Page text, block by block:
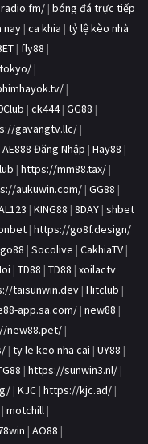
| bóng đá trực tiếp
nay | ca khia | tỷ lệ kèo nhà
| fly88 |
|
|
| ck444| GG88 |
gavangtv.llc/ |
AE888 Đăng Nhập | Hay88 |
| https://mm88.tax/ |
aukuwin.com/ | GG88 |
| KING88 | 8DAY | shbet
| https://go8f.design/
go88 | Socolive | CakhiaTV |
| TD88 | TD88 | xoilactv
taisunwin.dev | Hitclub |
app.sa.com/ | new88 |
new88.pet/ |
| ty le keo nha cai | UY88 |
| https://sunwin3.nl/ |
| KJC | https://kjc.ad/ |
| motchill |
| AO88 |